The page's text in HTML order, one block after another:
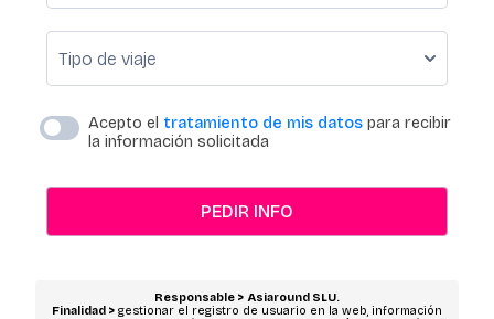
Acepto el tratamiento de mis datos para recibir
la información solicitada
PEDIR INFO
Responsable > Asiaround SLU.
Finalidad > gestionar el registro de usuario en la web, información